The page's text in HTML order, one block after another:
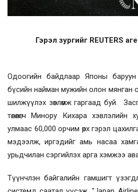
Гэрэл зургийг REUTERS
Одоогийн байдлаар Японы баруун
бүсийн найман мужийн олон мянган
шилжүүлэх зөвлөмж гаргаад буй.
төлөөлөгч Минору Кихара
улмаас 60,000 орчим өрх гэрэл
мэдээлж, иргэдийг амь насаа
урьдчилан сэргийлэх арга хэмжээ
Түүнчлэн байгалийн гамшигт